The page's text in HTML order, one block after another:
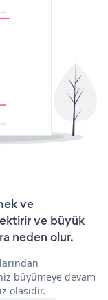
ve
ve büyük
neden olur.
büyümeye devam
olasıdır.